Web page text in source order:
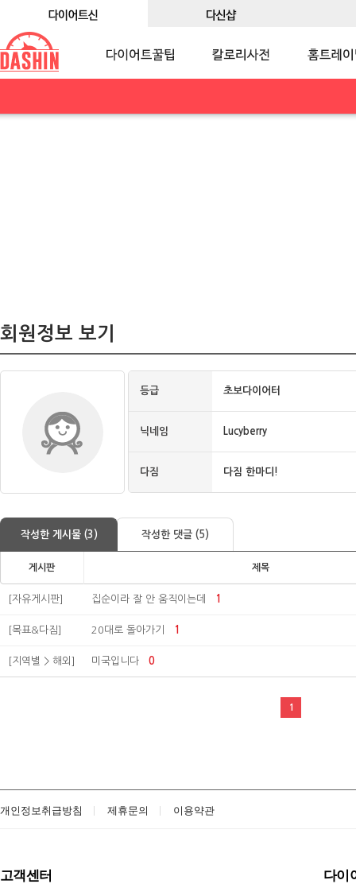
회원정보 보기
등급 초보다이어터
닉네임 Lucyberry
다짐 다짐 한마디!
작성한 게시물 (3) 작성한 댓글 (5)
게시판 제목
[자유게시판] 집순이라 잘 안 움직이는데 1
[목표&다짐] 20대로 돌아가기 1
[지역별 > 해외] 미국입니다 0
1
개인정보취급방침 제휴문의 이용약관
고객센터 다이